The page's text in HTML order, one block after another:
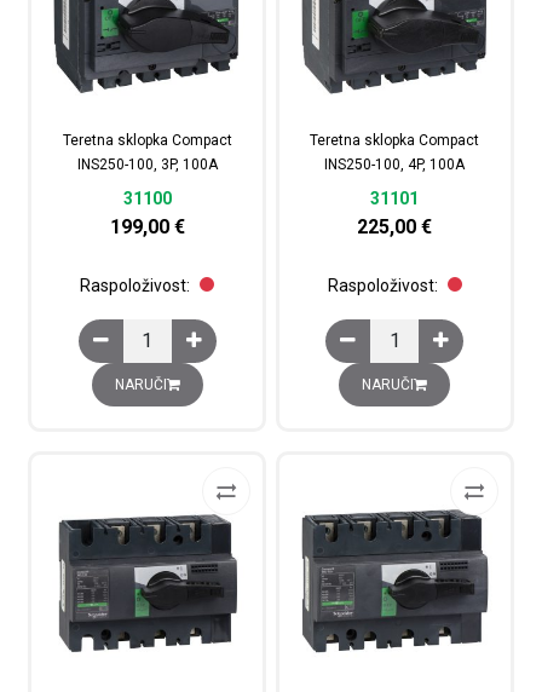
Teretna sklopka Compact
INS250-100, 3P, 100A
31100
199,00 €
Raspoloživost:
Teretna sklopka Compact INS250-100, 3P, 100A
NARUČI
Teretna sklopka Compact
INS250-100, 4P, 100A
31101
225,00€
Raspoloživost:
Teretna sklopka
NARUČI